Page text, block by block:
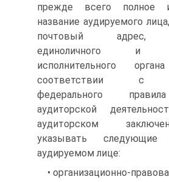
прежде всего полное
название аудируемого
почтовый адрес,
единоличного и
исполнительного
соответствии с
федерального
аудиторской
аудиторском
указывать
аудируемом лице:
•